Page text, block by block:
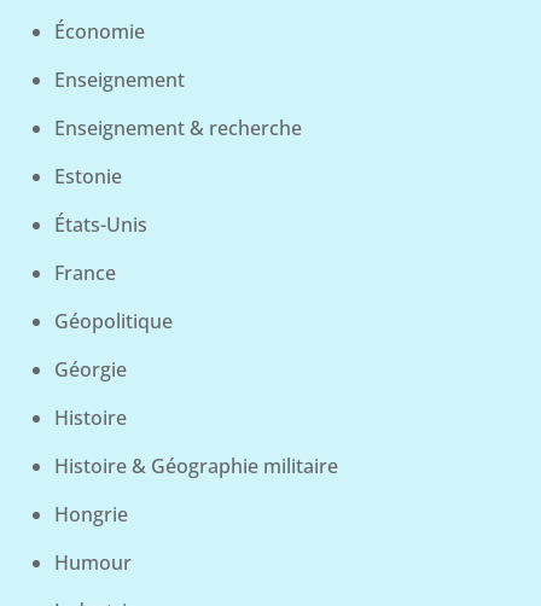
Économie
Enseignement
Enseignement & recherche
Estonie
États-Unis
France
Géopolitique
Géorgie
Histoire
Histoire & Géographie militaire
Hongrie
Humour